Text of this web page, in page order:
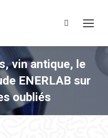
Recherche
vin antique, le
ENERLAB sur
oubliés